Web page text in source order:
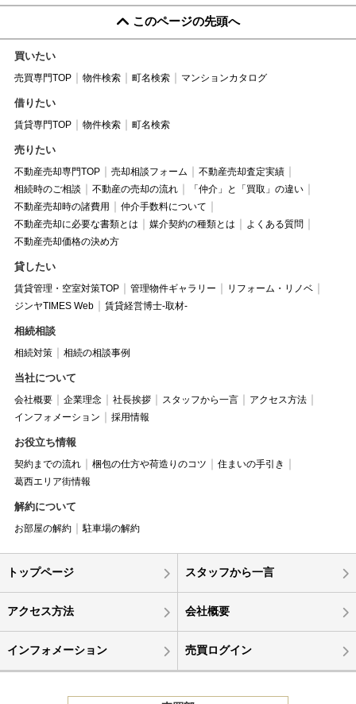
このページの先頭へ
買いたい
売買専門TOP 物件検索 町名検索 マンションカタログ
借りたい
賃貸専門TOP 物件検索 町名検索
売りたい
不動産売却専門TOP 売却相談フォーム
不動産売却査定実績
相続時のご相談
不動産の売却の流れ
「仲介」と「買取」の違い
不動産売却時の諸費用
仲介手数料について
不動産売却に必要な書類とは
媒介契約の種類とは
よくある質問
不動産売却価格の決め方
貸したい
賃貸管理・空室対策TOP 管理物件ギャラリー
リフォーム・リノベ
ジンヤTIMES Web
賃貸経営博士-取材-
相続相談
相続対策 相続の相談事例
当社について
会社概要 企業理念 社長挨拶 スタッフから一言
アクセス方法
インフォメーション
採用情報
お役立ち情報
契約までの流れ 梱包の仕方や荷造りのコツ
住まいの手引き
葛西エリア街情報
解約について
お部屋の解約 駐車場の解約
トップページ スタッフから一言
アクセス方法 会社概要
インフォメーション 売買ログイン